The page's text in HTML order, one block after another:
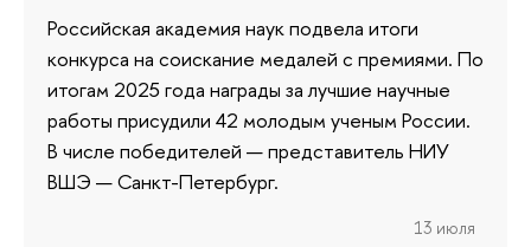
Российская академия наук подвела итоги
конкурса на соискание медалей с премиями. По
итогам 2025 года награды за лучшие научные
работы присудили 42 молодым ученым России.
В числе победителей — представитель НИУ
ВШЭ — Санкт-Петербург.
13 июля